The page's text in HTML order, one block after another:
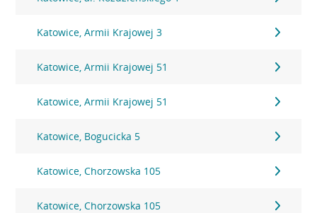
Katowice, Armii Krajowej 3
Katowice, Armii Krajowej 51
Katowice, Armii Krajowej 51
Katowice, Bogucicka 5
Katowice, Chorzowska 105
Katowice, Chorzowska 105